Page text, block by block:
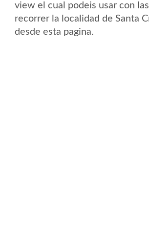
view el cual podeis usar con
recorrer la localidad de Santa
desde esta pagina.